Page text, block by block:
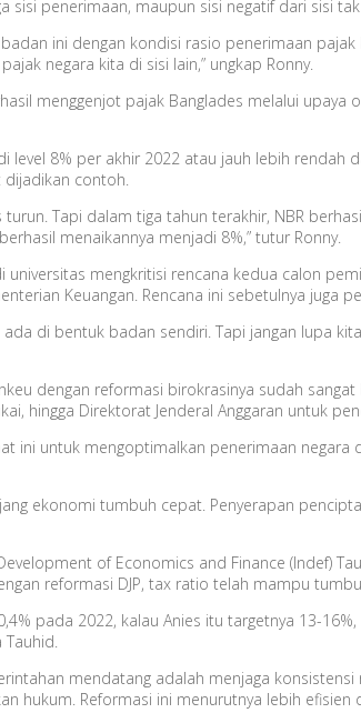
sisi penerimaan, maupun sisi negatif dari sisi
ini dengan kondisi rasio penerimaan
negara kita di sisi lain,” ungkap Ronny.
menggenjot pajak Banglades melalui
level 8% per akhir 2022 atau jauh lebih
dijadikan contoh.
Tapi dalam tiga tahun terakhir, NBR
menaikannya menjadi 8%,” tutur Ronny.
universitas mengkritisi rencana kedua calon
Keuangan. Rencana ini sebetulnya juga
di bentuk badan sendiri. Tapi jangan lupa
dengan reformasi birokrasinya sudah
hingga Direktorat Jenderal Anggaran untuk
ini untuk mengoptimalkan penerimaan
ekonomi tumbuh cepat. Penyerapan
of Economics and Finance (Indef)
reformasi DJP, tax ratio telah mampu
pada 2022, kalau Anies itu targetnya 13-
Tauhid.
mendatang adalah menjaga
hukum. Reformasi ini menurutnya lebih